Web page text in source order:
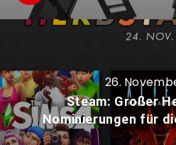
26.
Steam: Großer
Nominierungen für